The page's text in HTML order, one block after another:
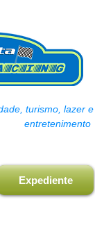
turismo, lazer e
entretenimento
Expediente